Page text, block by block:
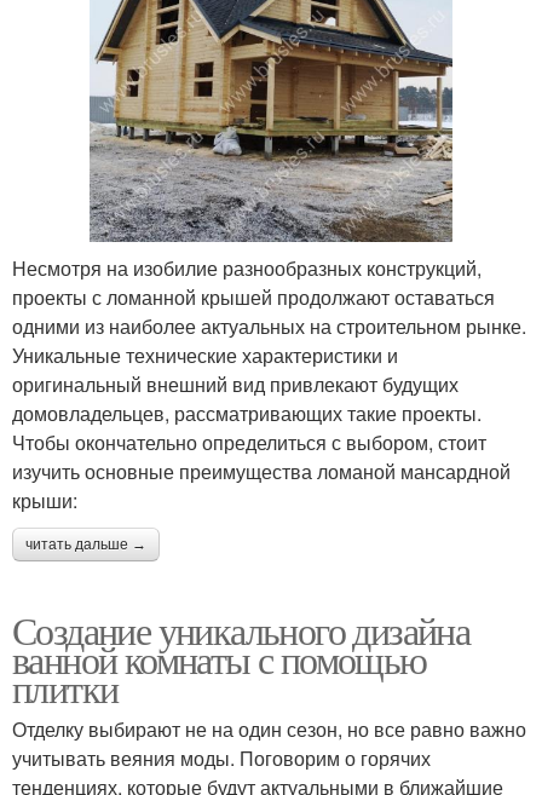
Несмотря на изобилие разнообразных конструкций,
проекты с ломанной крышей продолжают оставаться
одними из наиболее актуальных на строительном рынке.
Уникальные технические характеристики и
оригинальный внешний вид привлекают будущих
домовладельцев, рассматривающих такие проекты.
Чтобы окончательно определиться с выбором, стоит
изучить основные преимущества ломаной мансардной
крыши:
читать дальше →
Создание уникального дизайна
ванной комнаты с помощью
плитки
Отделку выбирают не на один сезон, но все равно важно
учитывать веяния моды. Поговорим о горячих
тенденциях, которые будут актуальными в ближайшие